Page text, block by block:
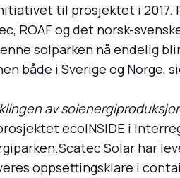
til prosjektet i
ROAF og det norsk-
solparken nå endelig
både i Sverige og Norge,
av
ecoINSIDE i
Solar har
oppsettingsklare i